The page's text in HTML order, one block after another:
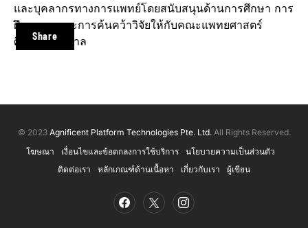
Share
และบุคลากรทางการแพทย์โดยสนับสนุนด้านการศึกษา การ
ฝึกอบรม และการค้นคว้าวิจัยให้กับคณะแพทยศาสตร์
ศิริราชพยาบาล
© 2023 Agnificent Platform Technologies Pte. Ltd.All Rights Reserved.
โฆษณา เงื่อนไขและข้อตกลงการใช้บริการ
นโยบายความเป็นส่วนตัว
ติดต่อเรา
หลักเกณฑ์ด้านเนื้อหา เกี่ยวกับเรา ผู้เขียน